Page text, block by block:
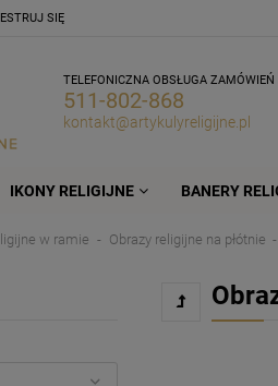
SIĘ
TELEFONICZNA OBSŁUGA ZAMÓWIEŃ
511-802-868
kontakt@artykulyreligijne.pl
IKONY RELIGIJNE BANERY
w ramie Obrazy religijne na płótnie